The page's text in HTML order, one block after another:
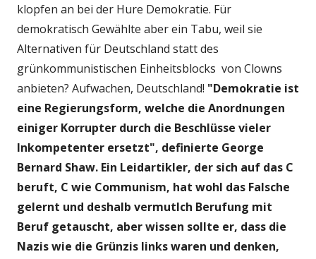
klopfen an bei der Hure Demokratie. Für
demokratisch Gewählte aber ein Tabu, weil sie
Alternativen für Deutschland statt des
grünkommunistischen Einheitsblocks von Clowns
anbieten? Aufwachen, Deutschland! "Demokratie ist
eine Regierungsform, welche die Anordnungen
einiger Korrupter durch die Beschlüsse vieler
Inkompetenter ersetzt", definierte George
Bernard Shaw. Ein Leidartikler, der sich auf das C
beruft, C wie Communism, hat wohl das Falsche
gelernt und deshalb vermutlch Berufung mit
Beruf getauscht, aber wissen sollte er, dass die
Nazis wie die Grünzis links waren und denken,